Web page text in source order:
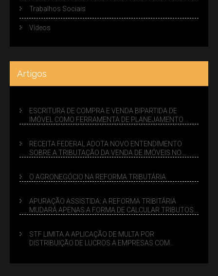
Trabalhos Sociais
Vídeos
Artigos
ESCRITURA DE COMPRA E VENDA BIPARTIDA DE
IMÓVEL COMO FERRAMENTA DE PLANEJAMENTO
RECEITA FEDERAL ADOTA NOVO ENTENDIMENTO
SOBRE A TRIBUTAÇÃO DA VENDA DE IMÓVEIS NO
O AGRONEGÓCIO NA REFORMA TRIBUTÁRIA
APURAÇÃO ASSISTIDA: A REFORMA TRIBITÁRIA
MUDARÁ APENAS A FORMA DE CALCULAR TRIBUTOS
STF LIMITA A APLICAÇÃO DE MULTA POR
DISTRIBUIÇÃO DE LUCROS A EMPRESAS COM